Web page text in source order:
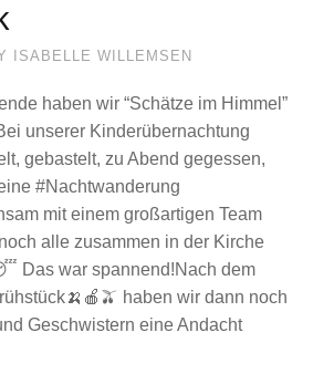
ISABELLE WILLEMSEN
haben wir “Schätze im Himmel”
unserer Kinderübernachtung
gebastelt, zu Abend gegessen,
#Nachtwanderung
mit einem großartigen Team
alle zusammen in der Kirche
Das war spannend!Nach dem
haben wir dann noch
Geschwistern eine Andacht